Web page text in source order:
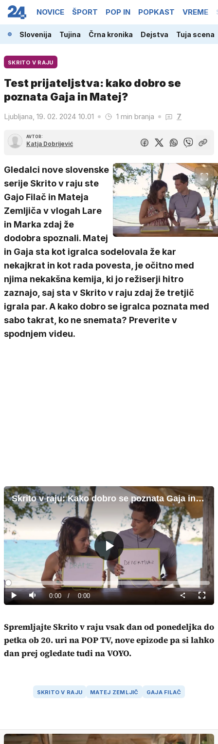
NOVICE ŠPORT POP IN POPKAST VREME
Slovenija Tujina Črna kronika Dejstva Tuja scena
SKRITO V RAJU
Test prijateljstva: kako dobro se
poznata Gaja in Matej?
Ljubljana, 19. 02. 2024 10.01 1 min branja 7
AVTOR:
Katja Dobrijević
Gledalci nove slovenske
serije Skrito v raju ste
Gajo Filač in Mateja
Zemljiča v vlogah Lare
in Marka zdaj že
dodobra spoznali. Matej
in Gaja sta kot igralca sodelovala že kar
nekajkrat in kot rada povesta, je očitno med
njima nekakšna kemija, ki jo režiserji hitro
zaznajo, saj sta v Skrito v raju zdaj že tretjič
igrala par. A kako dobro se igralca poznata med
sabo takrat, ko ne snemata? Preverite v
spodnjem videu.
Skrito v raju: Kako dobro se poznata Gaja in Matej?
Predvajaj
Predvajaj
Tiho Current
0:00 / Duration
0:00
Loaded
0%
način
Spremljajte Skrito v raju vsak dan od ponedeljka do
petka ob 20. uri na POP TV,nove epizode pa si lahko
dan prej ogledate tudi na VOYO.
SKRITO V RAJU MATEJ ZEMLJIČ GAJA FILAČ